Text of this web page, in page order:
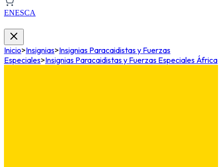
ENESCA
Inicio>Insignias>Insignias Paracaidistas y Fuerzas
Especiales>Insignias Paracaidistas y Fuerzas Especiales África